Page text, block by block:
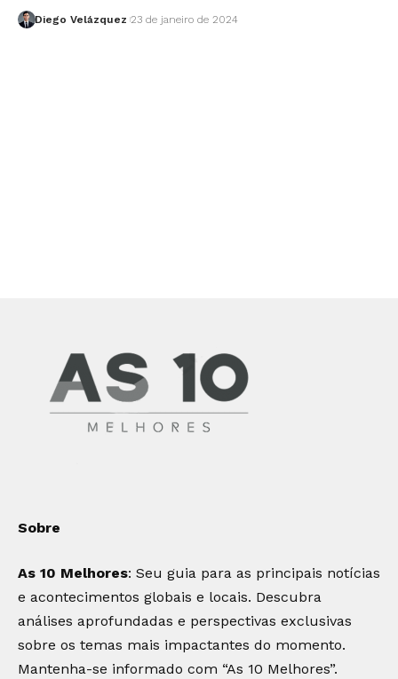
Diego Velázquez 23 de janeiro de 2024
Sobre
As 10 Melhores: Seu guia para as principais notícias
e acontecimentos globais e locais. Descubra
análises aprofundadas e perspectivas exclusivas
sobre os temas mais impactantes do momento.
Mantenha-se informado com “As 10 Melhores”.